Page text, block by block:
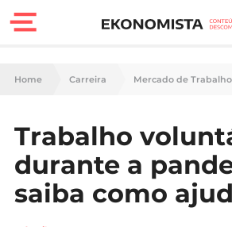
Finanças
Carreira
Casa
Home Carreira Mercado de Trabalho
Trabalho
durante a
saiba como